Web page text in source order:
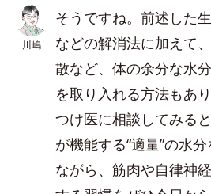
川嶋
そうですね。前述した
などの解消法に加えて
散など、体の余分な水
を取り入れる方法もあ
つけ医に相談してみる
が機能する“適量”の水
ながら、筋肉や自律神